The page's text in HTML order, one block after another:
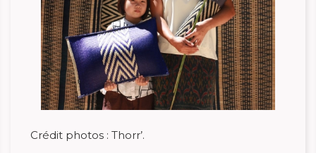
Crédit photos : Thorr’.